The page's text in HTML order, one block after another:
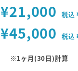
¥21,000 税込
¥45,000 税込
※1ヶ月(30日)計算